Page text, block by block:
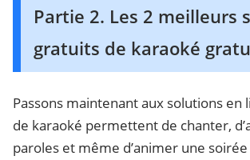
Partie 2. Les 2 meilleurs
gratuits de karaoké
Passons maintenant aux solutions en
de karaoké permettent de chanter,
paroles et même d’animer une